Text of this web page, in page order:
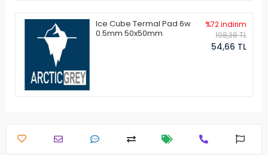
Ice Cube Termal Pad 6w
0.5mm 50x50mm
%72 indirim
198,38 TL
54,66 TL